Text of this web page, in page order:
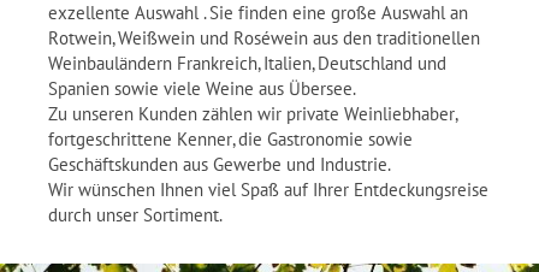
exzellente Auswahl . Sie finden eine große Auswahl an
Rotwein, Weißwein und Roséwein aus den traditionellen
Weinbauländern Frankreich, Italien, Deutschland und
Spanien sowie viele Weine aus Übersee.
Zu unseren Kunden zählen wir private Weinliebhaber,
fortgeschrittene Kenner, die Gastronomie sowie
Geschäftskunden aus Gewerbe und Industrie.
Wir wünschen Ihnen viel Spaß auf Ihrer Entdeckungsreise
durch unser Sortiment.